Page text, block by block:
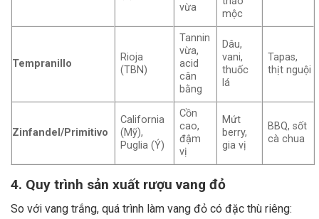
vừa
mộc
Tempranillo
Rioja
(TBN)
Tannin
vừa,
acid
cân
bằng
Dâu,
vani,
thuốc
lá
Tapas,
thịt nguội
Zinfandel/Primitivo
California
(Mỹ),
Puglia (Ý)
Cồn
cao,
đậm
vị
Mứt
berry,
gia vị
BBQ, sốt
cà chua
4. Quy trình sản xuất rượu vang đỏ
So với vang trắng, quá trình làm vang đỏ có đặc thù riêng: